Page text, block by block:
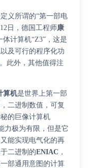
义所谓的“第一部电
日，德国工程师康
体计算机“Z3”，这是
及可行的程序化功
此外，其他值得注
算机是世界上第一部
二进制数值，可复
的巨像计算机
力极为有限，但是它
能实现电气化的再
于二进制的ENIAC ，
部通用意图的计算